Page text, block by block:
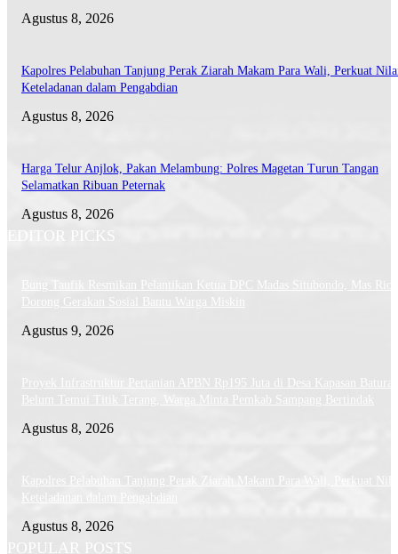
Agustus 8, 2026
Kapolres Pelabuhan Tanjung Perak Ziarah Makam Para Wali, Perkuat
Keteladanan dalam Pengabdian
Agustus 8, 2026
Harga Telur Anjlok, Pakan Melambung: Polres Magetan Turun Tangan
Selamatkan Ribuan Peternak
Agustus 8, 2026
EDITOR PICKS
Bung Taufik Resmikan Pelantikan Ketua DPC Madas Situbondo, Mas Rio
Dorong Gerakan Sosial Bantu Warga Miskin
Agustus 9, 2026
Proyek Infrastruktur Pertanian APBN Rp195 Juta di Desa Kapasan
Belum Temui Titik Terang, Warga Minta Pemkab Sampang Bertindak
Agustus 8, 2026
Kapolres Pelabuhan Tanjung Perak Ziarah Makam Para Wali, Perkuat
Keteladanan dalam Pengabdian
Agustus 8, 2026
POPULAR POSTS